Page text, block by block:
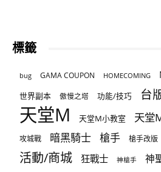
標籤
bug GAMA COUPON HOMECOMING
世界副本
傲慢之塔 功能/技巧 台
天堂M 天堂M小教室 天堂
攻城戰 暗黑騎士 槍手 槍手改版
活動/商城 狂戰士 神槍手 神